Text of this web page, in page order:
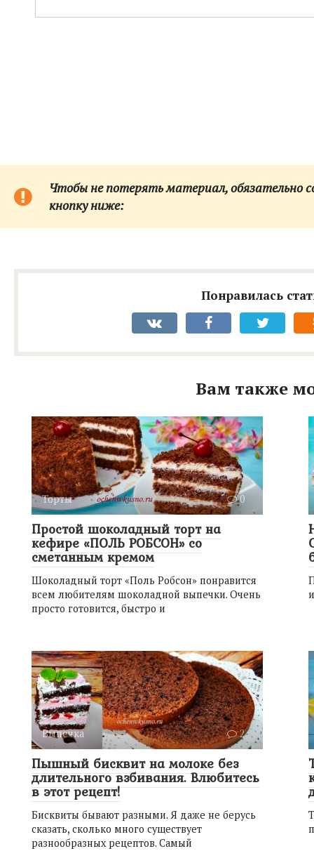
Чтобы не потерять материал, обязательно
кнопку ниже:
Понравилась
Вам также
Торты 0
Простой шоколадный торт на
кефире «ПОЛЬ РОБСОН» со
сметанным кремом
Шоколадный торт «Поль Робсон» понравится
всем любителям шоколадной выпечки. Очень
просто готовится, быстро и
Выпечка 2
Пышный бисквит на молоке без
длительного взбивания. Влюбитесь
в этот рецепт!
Бисквиты бывают разными. Я даже не берусь
сказать, сколько много существует
разнообразных рецептов. Самый